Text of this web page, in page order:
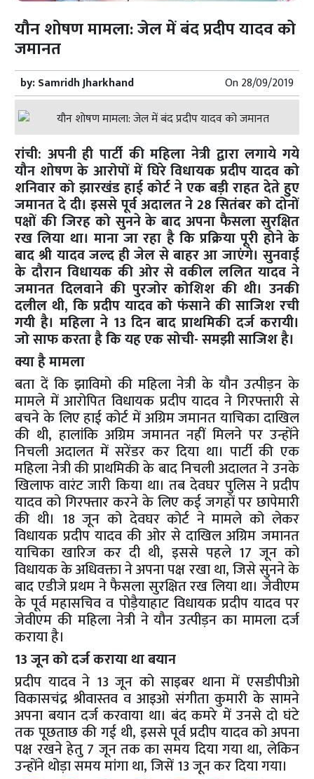
यौन शोषण मामला: जेल में बंद प्रदीप यादव को
जमानत
by:Samridh Jharkhand On28/09/2019
रांची: अपनी ही पार्टी की महिला नेत्री द्वारा लगाये गये
यौन शोषण के आरोपों में घिरे विधायक प्रदीप यादव को
शनिवार को झारखंड हाई कोर्ट ने एक बड़ी राहत देते हुए
जमानत दे दी। इससे पूर्व अदालत ने 28 सितंबर को दोनों
पक्षों की जिरह को सुनने के बाद अपना फैसला सुरक्षित
रख लिया था। माना जा रहा है कि प्रक्रिया पूरी होने के
बाद श्री यादव जल्द ही जेल से बाहर आ जाएंगे। सुनवाई
के दौरान विधायक की ओर से वकील ललित यादव ने
जमानत दिलवाने की पुरजोर कोशिश की थी। उनकी
दलील थी, कि प्रदीप यादव को फंसाने की साजिश रची
गयी है। महिला ने 13 दिन बाद प्राथमिकी दर्ज करायी।
जो साफ करता है कि यह एक सोची- समझी साजिश है।
क्या है मामला
बता दें कि झाविमो की महिला नेत्री के यौन उत्पीड़न के
मामले में आरोपित विधायक प्रदीप यादव ने गिरफ्तारी से
बचने के लिए हाई कोर्ट में अग्रिम जमानत याचिका दाखिल
की थी, हालांकि अग्रिम जमानत नहीं मिलने पर उन्होंने
निचली अदालत में सरेंडर कर दिया था। पार्टी की एक
महिला नेत्री की प्राथमिकी के बाद निचली अदालत ने उनके
खिलाफ वारंट जारी किया था। तब देवघर पुलिस ने प्रदीप
यादव को गिरफ्तार करने के लिए कई जगहों पर छापेमारी
की थी। 18 जून को देवघर कोर्ट ने मामले को लेकर
विधायक प्रदीप यादव की ओर से दाखिल अग्रिम जमानत
याचिका खारिज कर दी थी, इससे पहले 17 जून को
विधायक के अधिवक्ता ने अपना पक्ष रखा था, जिसे सुनने के
बाद एडीजे प्रथम ने फैसला सुरक्षित रख लिया था। जेवीएम
के पूर्व महासचिव व पोड़ैयाहाट विधायक प्रदीप यादव पर
जेवीएम की महिला नेत्री ने यौन उत्पीड़न का मामला दर्ज
कराया है।
13 जून को दर्ज कराया था बयान
प्रदीप यादव ने 13 जून को साइबर थाना में एसडीपीओ
विकासचंद्र श्रीवास्तव व आइओ संगीता कुमारी के सामने
अपना बयान दर्ज करवाया था। बंद कमरे में उनसे दो घंटे
तक पूछताछ की गई थी, इससे पूर्व प्रदीप यादव को अपना
पक्ष रखने हेतु 7 जून तक का समय दिया गया था, लेकिन
उन्होंने थोड़ा समय मांगा था, जिसें 13 जून कर दिया गया।